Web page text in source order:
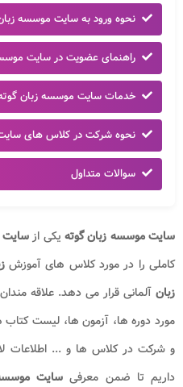
نحوه ورود به سایت موسسه
راهنمای عضویت در سایت
خدمات سایت موسسه زبان
نحوه شرکت در کلاس های
سوالات متداول
سایت موسسه زبان گوتهیکی ازسایت
کاملی را در مورد کلاس های آموزش
زبان آلمانی قرار می دهد. علاقه
مورد دوره ها، آزمون ها، لیست کتاب
و شرکت در کلاس ها و ... اطلاعات
داریم تا ضمن معرفی سایت